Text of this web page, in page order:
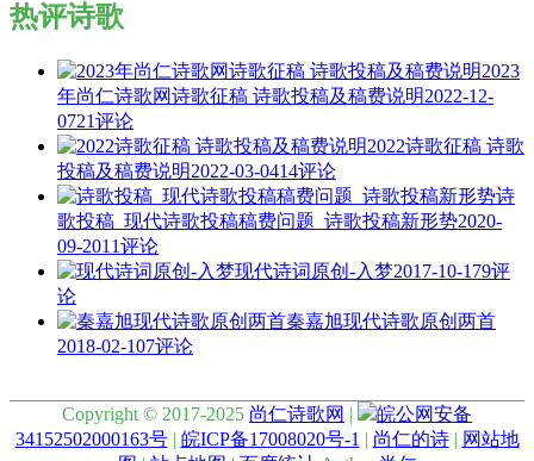
热评诗歌
2023
年尚仁诗歌网诗歌征稿 诗歌投稿及稿费说明2022-12-
0721评论
2022诗歌征稿 诗歌
投稿及稿费说明2022-03-0414评论
诗
歌投稿_现代诗歌投稿稿费问题_诗歌投稿新形势2020-
09-2011评论
现代诗词原创-入梦2017-10-179评
论
秦嘉旭现代诗歌原创两首
2018-02-107评论
Copyright © 2017-2025 尚仁诗歌网 |
皖公网安备
34152502000163号| 皖ICP备17008020号-1 | 尚仁的诗| 网站地